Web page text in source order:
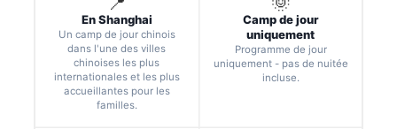
En Shanghai
Un camp de jour chinois
dans l'une des villes
chinoises les plus
internationales et les plus
accueillantes pour les
familles.
Camp de jour
uniquement
Programme de jour
uniquement - pas de nuitée
incluse.